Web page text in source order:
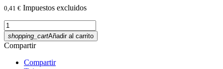
0,41 € Impuestos excluidos
shopping_cartAñadir al carrito
Compartir
Compartir